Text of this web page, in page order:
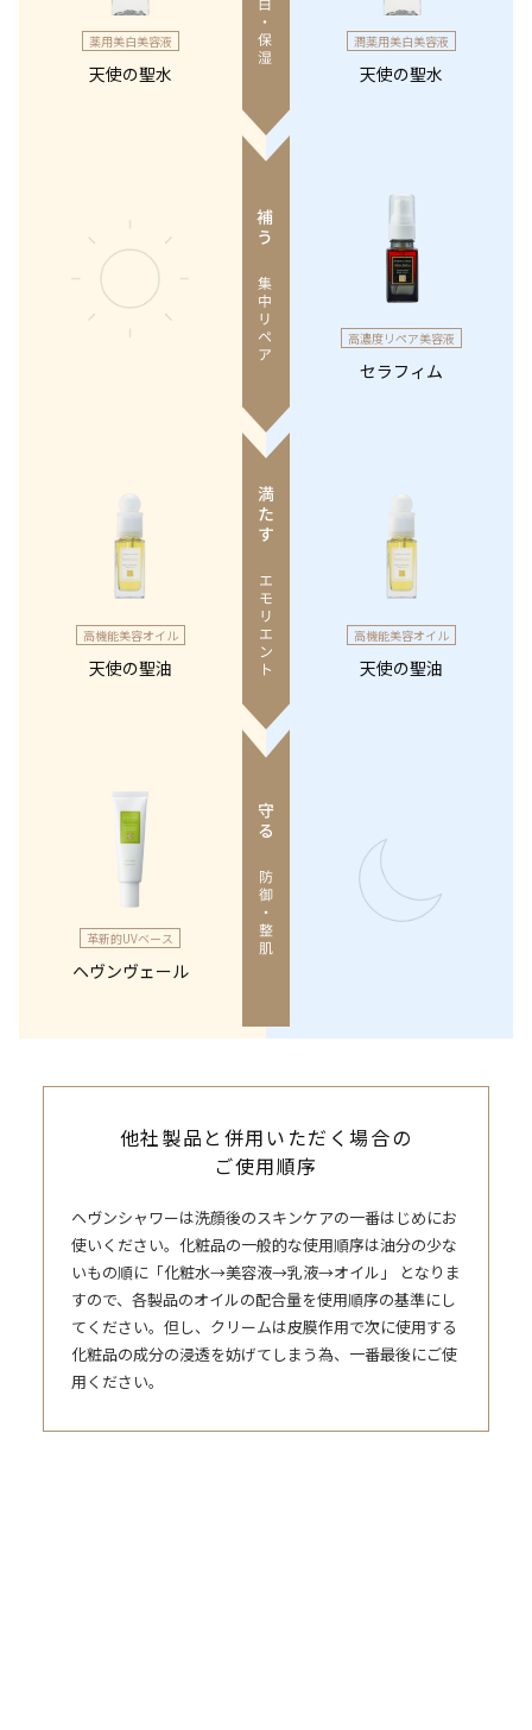
薬用美白美容液
天使の聖水
潤薬用美白美容液
天使の聖水
高濃度リペア美容液
セラフィム
高機能美容オイル
天使の聖油
高機能美容オイル
天使の聖油
革新的UVベース
ヘヴンヴェール
他社製品と併用いただく場合の
ご使用順序
ヘヴンシャワーは洗顔後のスキンケアの一番はじめにお
使いください。化粧品の一般的な使用順序は油分の少な
いもの順に「化粧水→美容液→乳液→オイル」 となりま
すので、各製品のオイルの配合量を使用順序の基準にし
てください。但し、クリームは皮膜作用で次に使用する
化粧品の成分の浸透を妨げてしまう為、一番最後にご使
用ください。